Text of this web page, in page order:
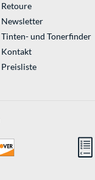
Retoure
Newsletter
Tinten- und Tonerfinder
Kontakt
Preisliste